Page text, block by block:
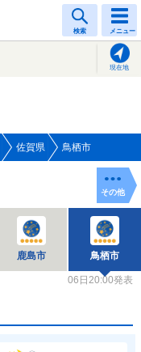
検索 メニュー
現在地
佐賀県 鳥栖市
鹿島市 鳥栖市
その他
06日20:00発表